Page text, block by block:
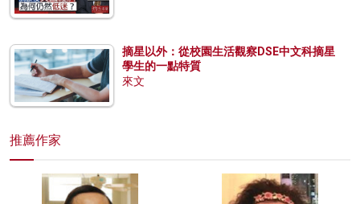
摘星以外：從校園生活觀察DSE中文科摘星
學生的一點特質
來文
推薦作家